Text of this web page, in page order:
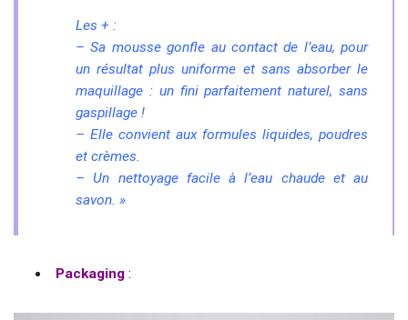
Les + :
– Sa mousse gonfle au contact de l’eau, pour
un résultat plus uniforme et sans absorber le
maquillage : un fini parfaitement naturel, sans
gaspillage !
– Elle convient aux formules liquides, poudres
et crèmes.
– Un nettoyage facile à l’eau chaude et au
savon. »
Packaging :